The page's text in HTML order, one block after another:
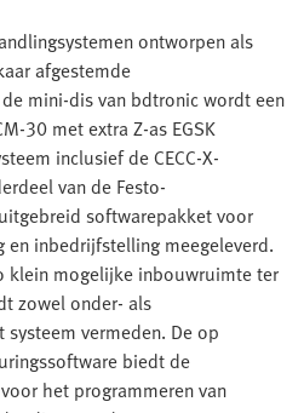
ontworpen als
afgestemde
mini-dis van bdtronic wordt een
30 met extra Z-as EGSK
inclusief de CECC-X-
van de Festo-
softwarepakket voor
inbedrijfstelling meegeleverd.
klein mogelijke inbouwruimte ter
zowel onder- als
vermeden. De op
biedt de
het programmeren van